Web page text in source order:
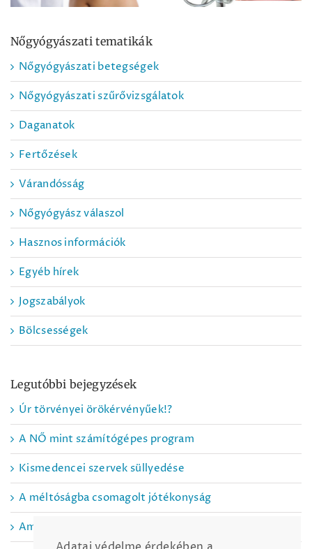
Nőgyógyászati tematikák
Nőgyógyászati betegségek
Nőgyógyászati szűrővizsgálatok
Daganatok
Fertőzések
Várandósság
Nőgyógyász válaszol
Hasznos információk
Egyéb hírek
Jogszabályok
Bölcsességek
Legutóbbi bejegyzések
Úr törvényei örökérvényűek!?
A NŐ mint számítógépes program
Kismedencei szervek süllyedése
A méltóságba csomagolt jótékonyság
Amit nem tanítanak meg az iskolában